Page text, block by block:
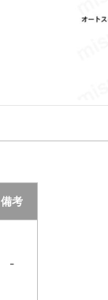
備考
-